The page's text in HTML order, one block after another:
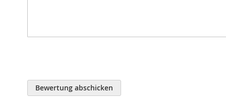
Bewertung abschicken